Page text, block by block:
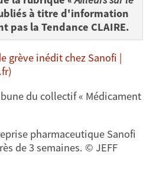
à titre d'information
pas la Tendance CLAIRE.
grève inédit chez Sanofi |
du collectif « Médicament